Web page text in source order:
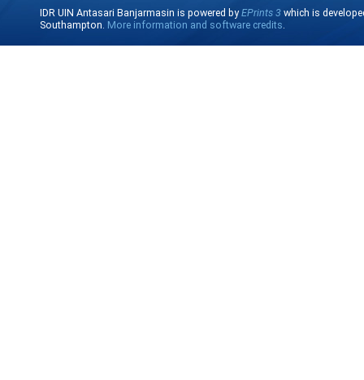
IDR UIN Antasari Banjarmasin is powered byEPrints 3 which is
Southampton. More information and software credits.